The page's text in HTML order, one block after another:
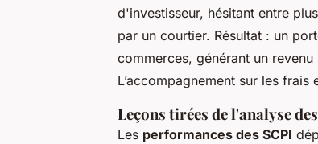
d'investisseur, hésitant entre
par un courtier. Résultat : un
commerces, générant un
L’accompagnement sur les
Leçons tirées de l'analyse
Les performances des SCPI